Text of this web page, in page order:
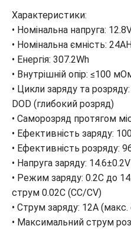
Характеристики:
• Номінальна напруга:
• Номінальна ємність: 24AH
• Енергія: 307.2Wh
• Внутрішній опір: ≤100
• Цикли заряду та
DOD (глибокий розряд)
• Саморозряд протягом
• Ефективність заряду:
• Ефективність розряду:
• Напруга заряду: 14.6±0.2V
• Режим заряду: 0.2C до
струм 0.02C (CC/CV)
• Струм заряду: 12A
• Максимальний струм